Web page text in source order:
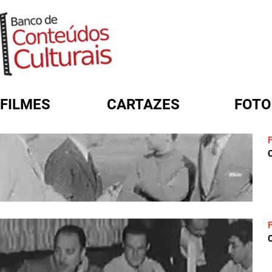
FILMES CARTAZES
FORMULÁRIO DE BUSCA